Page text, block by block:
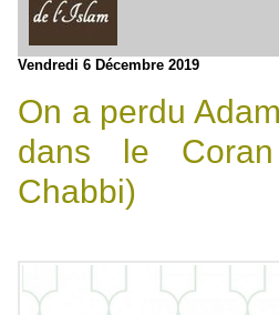
Vendredi 6 Décembre 2019
On a perdu
dans le Coran
Chabbi)